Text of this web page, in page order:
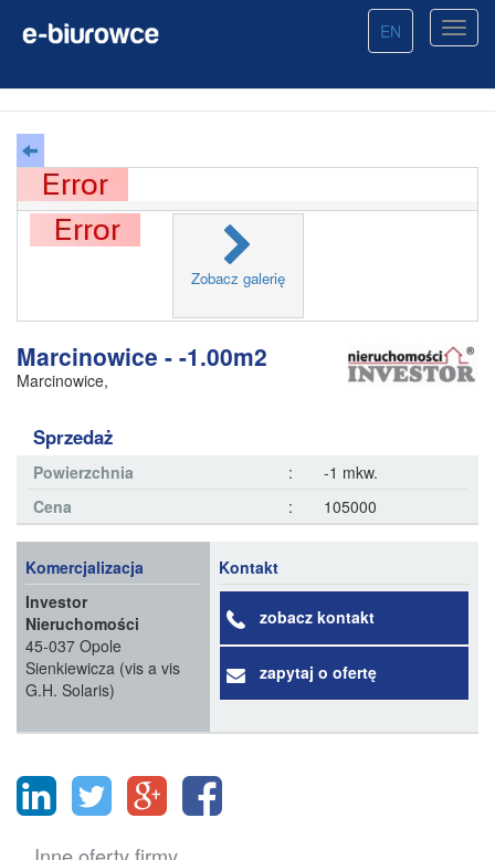
EN
Zobacz galerię
Marcinowice - -1.00m2
Marcinowice,
Sprzedaż
Powierzchnia :
-1 mkw.
Cena
: 105000
Komercjalizacja
Investor
Nieruchomości
45-037 Opole
Sienkiewicza (vis a vis
G.H. Solaris)
Kontakt
zobacz kontakt
zapytaj o ofertę